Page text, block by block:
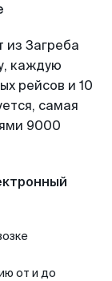
из Загреба
каждую
рейсов и 10
самая
9000
от и до